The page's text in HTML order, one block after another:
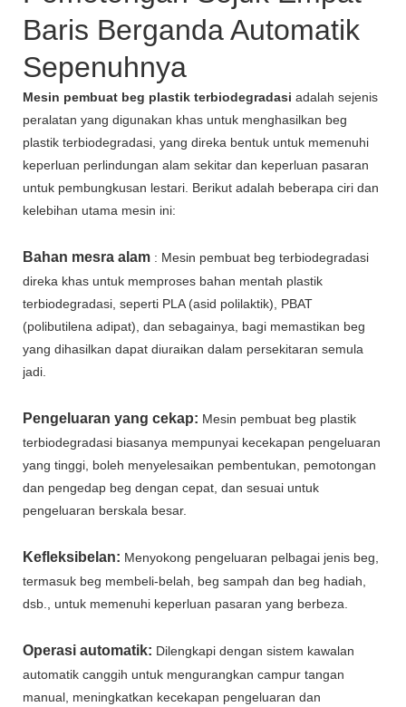
Baris Berganda Automatik
Sepenuhnya
Mesin pembuat beg plastik terbiodegradasi adalah sejenis
peralatan yang digunakan khas untuk menghasilkan beg
plastik terbiodegradasi, yang direka bentuk untuk memenuhi
keperluan perlindungan alam sekitar dan keperluan pasaran
untuk pembungkusan lestari. Berikut adalah beberapa ciri dan
kelebihan utama mesin ini:
Bahan mesra alam : Mesin pembuat beg terbiodegradasi
direka khas untuk memproses bahan mentah plastik
terbiodegradasi, seperti PLA (asid polilaktik), PBAT
(polibutilena adipat), dan sebagainya, bagi memastikan beg
yang dihasilkan dapat diuraikan dalam persekitaran semula
jadi.
Pengeluaran yang cekap: Mesin pembuat beg plastik
terbiodegradasi biasanya mempunyai kecekapan pengeluaran
yang tinggi, boleh menyelesaikan pembentukan, pemotongan
dan pengedap beg dengan cepat, dan sesuai untuk
pengeluaran berskala besar.
Kefleksibelan: Menyokong pengeluaran pelbagai jenis beg,
termasuk beg membeli-belah, beg sampah dan beg hadiah,
dsb., untuk memenuhi keperluan pasaran yang berbeza.
Operasi automatik: Dilengkapi dengan sistem kawalan
automatik canggih untuk mengurangkan campur tangan
manual, meningkatkan kecekapan pengeluaran dan